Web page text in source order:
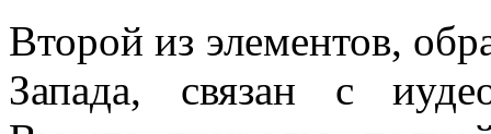
Второй из элементов,
Запада, связан с